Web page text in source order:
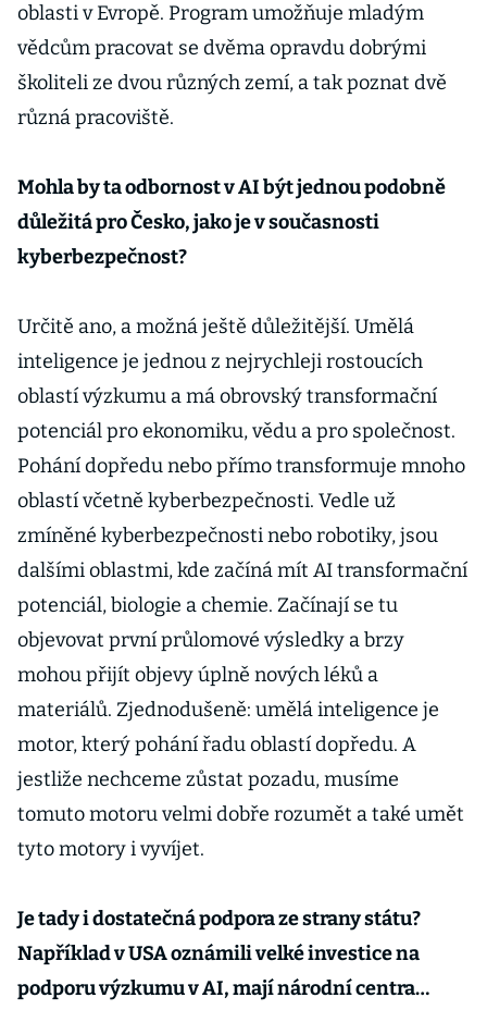
oblasti v Evropě. Program umožňuje mladým
vědcům pracovat se dvěma opravdu dobrými
školiteli ze dvou různých zemí, a tak poznat dvě
různá pracoviště.
Mohla by ta odbornost v AI být jednou podobně
důležitá pro Česko, jako je v současnosti
kyberbezpečnost?
Určitě ano, a možná ještě důležitější. Umělá
inteligence je jednou z nejrychleji rostoucích
oblastí výzkumu a má obrovský transformační
potenciál pro ekonomiku, vědu a pro společnost.
Pohání dopředu nebo přímo transformuje mnoho
oblastí včetně kyberbezpečnosti. Vedle už
zmíněné kyberbezpečnosti nebo robotiky, jsou
dalšími oblastmi, kde začíná mít AI transformační
potenciál, biologie a chemie. Začínají se tu
objevovat první průlomové výsledky a brzy
mohou přijít objevy úplně nových léků a
materiálů. Zjednodušeně: umělá inteligence je
motor, který pohání řadu oblastí dopředu. A
jestliže nechceme zůstat pozadu, musíme
tomuto motoru velmi dobře rozumět a také umět
tyto motory i vyvíjet.
Je tady i dostatečná podpora ze strany státu?
Například v USA oznámili velké investice na
podporu výzkumu v AI, mají národní centra…